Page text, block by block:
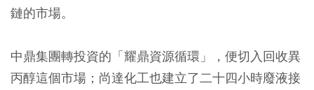
鏈的市場。
中鼎集團轉投資的「耀鼎資源循環」，便切入回收異
丙醇這個市場；尚達化工也建立了二十四小時廢液接